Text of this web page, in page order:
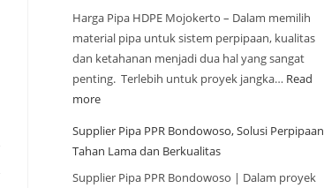
Harga Pipa HDPE Mojokerto – Dalam memilih
material pipa untuk sistem perpipaan, kualitas
dan ketahanan menjadi dua hal yang sangat
penting. Terlebih untuk proyek jangka… Read
more
Supplier Pipa PPR Bondowoso, Solusi Perpipaan
Tahan Lama dan Berkualitas
Supplier Pipa PPR Bondowoso | Dalam proyek